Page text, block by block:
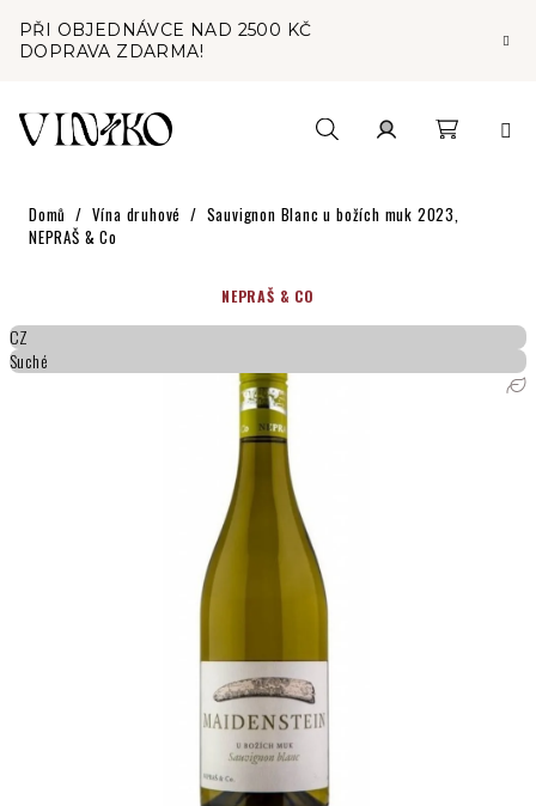
obsah
PŘI OBJEDNÁVCE NAD 2500 KČ
DOPRAVA ZDARMA!
košík
Domů / Vína druhové / Sauvignon Blanc u božích muk 2023,
NEPRAŠ & Co
NEPRAŠ & CO
CZ
Suché